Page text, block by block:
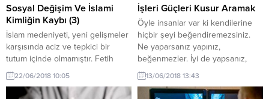
kalbine nice lüzumsuz çer...
aynı değil...
Sosyal Değişim Ve İslami
Kimliğin Kaybı (3)
İslam medeniyeti, yeni gelişmeler
karşısında aciz ve tepkici bir
tutum içinde olmamıştır. Fetih
hareketleri ve buna bağlı
çabalarla çeşitli kültür ve
medeniyetlerle karşı karşıya
22/06/2018 10:05
İşleri Güçleri Kusur Aramak
Öyle insanlar var ki kendilerine
hiçbir şeyi beğendiremezsiniz.
Ne yaparsanız yapınız,
beğenmezler. İyi de yapsanız,
kötü de yapsanız mutlaka bir hata,
bir kusur bulurlar, beğenmezler.
Zira onların gözleri hiç güzeli,
13/06/2018 13:43